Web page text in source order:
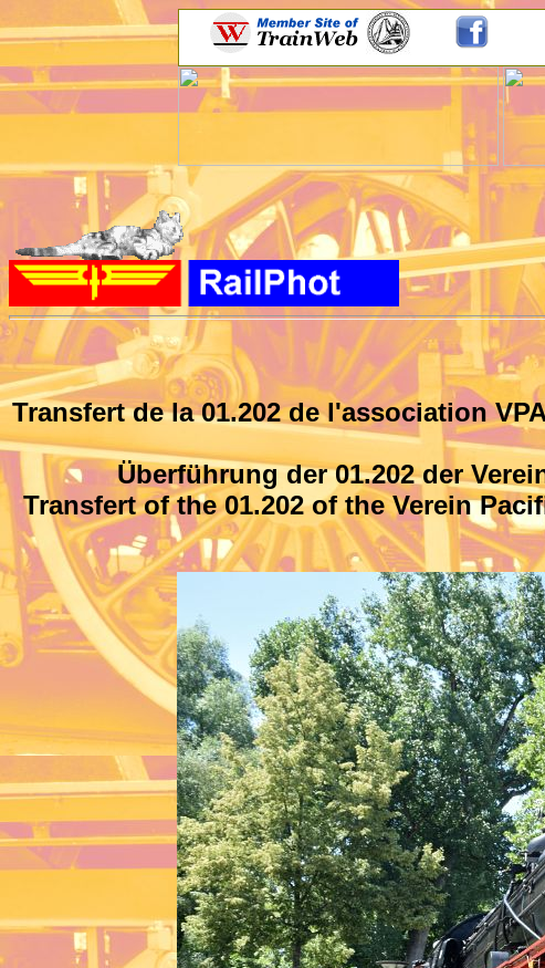
Transfert de la 01.202 de l'association
Überführung der 01.202 der
Transfert of the 01.202of the Verein